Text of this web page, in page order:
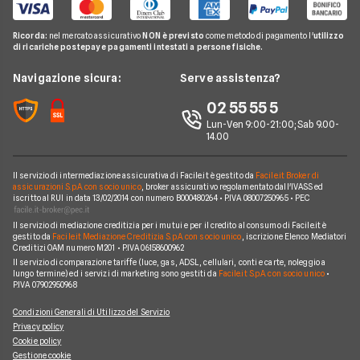
Noleggio Lungo Termine
News
Contatti
Miglior Fornitore Energia Elettrica
Miglior Fornitore Gas
Gas Natural
A2A
Edison
Iren
Optima
Sorgenia
Fornitori Energetici
Guida Luce e Gas
Domande Luce e Gas
Glossario Gas e Luce
Notizie Luce e Gas
Argomenti in evidenza Gas e Luce
Ricorda: nel mercato assicurativo NON è previsto come metodo di pagamento l'utilizzo
di ricariche postepay e pagamenti intestati a persone fisiche.
Navigazione sicura: Serve assistenza?
02 55 55 5
Lun-Ven 9:00-21:00; Sab 9.00-
14.00
Il servizio di intermediazione assicurativa di Facile.it è gestito da Facile.it Broker di
assicurazioni S.p.A. con socio unico, broker assicurativo regolamentato dall'IVASS ed
iscritto al RUI in data 13/02/2014 con numero B000480264 • P.IVA 08007250965 • PEC
Il servizio di mediazione creditizia per i mutui e per il credito al consumo di Facile.it è
gestito da Facile.it Mediazione Creditizia S.p.A. con socio unico , iscrizione Elenco Mediatori
Creditizi OAM numero M201 • P.IVA 06158600962
Il servizio di comparazione tariffe (luce, gas, ADSL, cellulari, conti e carte, noleggio a
lungo termine) ed i servizi di marketing sono gestiti da Facile.it S.p.A. con socio unico•
P.IVA 07902950968
Condizioni Generali di Utilizzo del Servizio
Privacy policy
Cookie policy
Gestione cookie